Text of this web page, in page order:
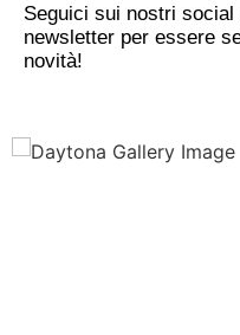
Seguici sui nostri
newsletter per essere
novità!